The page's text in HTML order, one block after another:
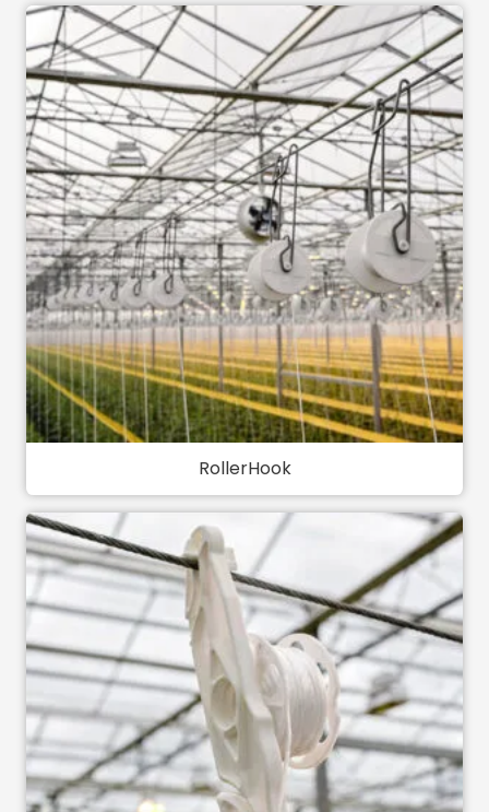
RollerHook